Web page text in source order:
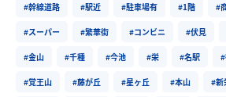
#幹線道路 #駅近 #駐車場有 #1階 #
#スーパー #繁華街 #コンビニ #伏見
#金山 #千種 #今池 #栄 #名駅
#覚王山 #藤が丘 #星ヶ丘 #本山 #新